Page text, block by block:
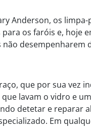
Anderson, os
os faróis e,
desempenharem
que por sua
lavam o vidro e
detetar e reparar
Em